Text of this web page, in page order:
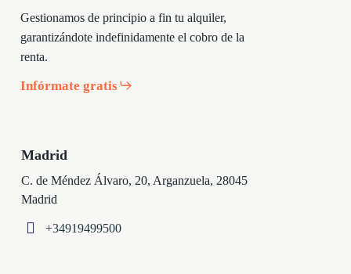
Gestionamos de principio a fin tu alquiler,
garantizándote indefinidamente el cobro de la
renta.
Infórmate gratis
Madrid
C. de Méndez Álvaro, 20, Arganzuela, 28045
Madrid
+34919499500